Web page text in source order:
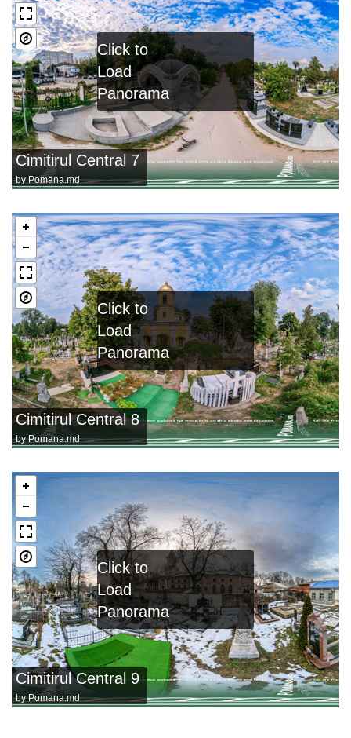
Cimitirul Central 7
byPomana.md
Click to
Load
Panorama
Cimitirul Central 8
byPomana.md
Click to
Load
Panorama
Cimitirul Central 9
byPomana.md
Click to
Load
Panorama